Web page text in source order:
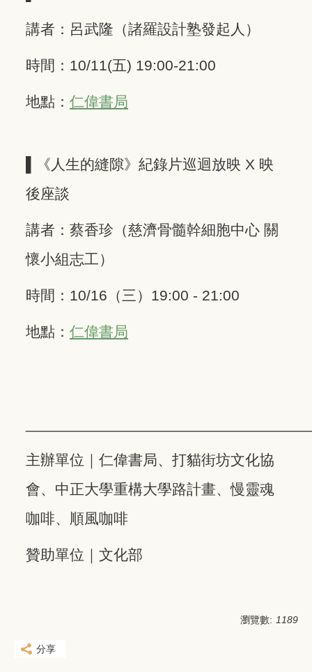
講者：呂武隆（諸羅設計塾發起人）
時間：10/11(五) 19:00-21:00 ​
地點： 仁偉書局
▌《人生的縫隙》紀錄片巡迴放映 X 映
後座談
講者：蔡香珍（慈濟骨髓幹細胞中心 關
懷小組志工）
時間：10/16（三）19:00 - 21:00
地點： 仁偉書局
主辦單位｜仁偉書局、打貓街坊文化協
會、中正大學重構大學路計畫、慢靈魂
咖啡、順風咖啡
​贊助單位｜文化部
瀏覽數: 1189
分享